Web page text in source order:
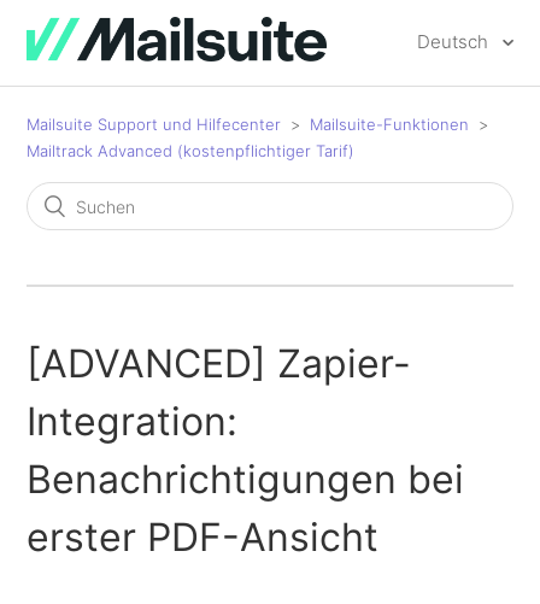
Deutsch
Mailsuite Support und Hilfecenter
Mailsuite-Funktionen
Mailtrack Advanced (kostenpflichtiger Tarif)
[ADVANCED] Zapier-
Integration:
Benachrichtigungen bei
erster PDF-Ansicht